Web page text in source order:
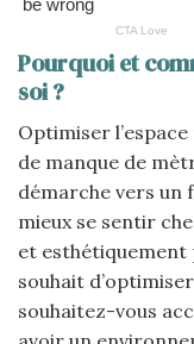
Pourquoi et
soi ?
Optimiser
de manque de
démarche vers un
mieux se sentir
et esthétiquement
souhait
souhaitez-vous